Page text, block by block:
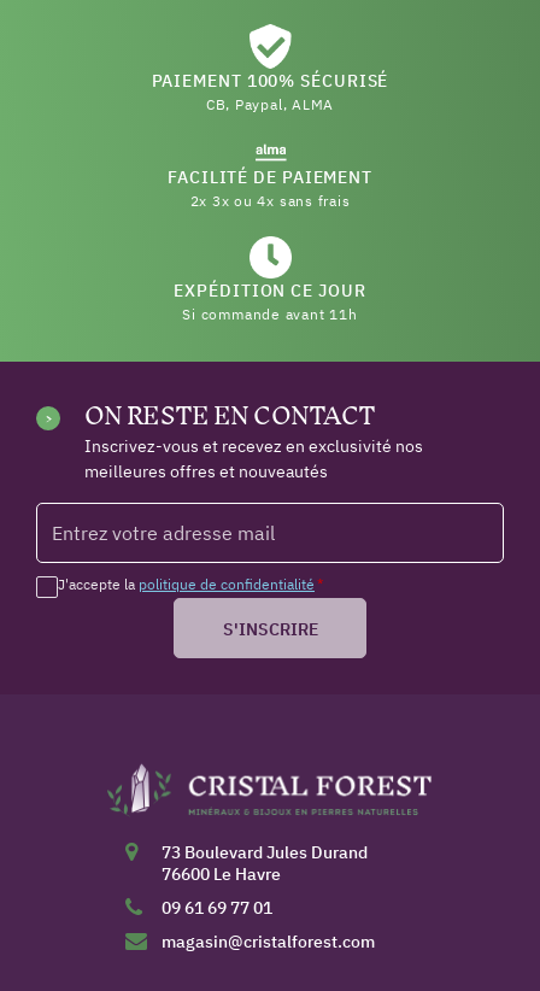
PAIEMENT 100% SÉCURISÉ
CB, Paypal, ALMA
FACILITÉ DE PAIEMENT
2x 3x ou 4x sans frais
EXPÉDITION CE JOUR
Si commande avant 11h
ON RESTE EN CONTACT
Inscrivez-vous et recevez en exclusivité nos
meilleures offres et nouveautés
J'accepte la politique de confidentialité *
S'INSCRIRE
73 Boulevard Jules Durand
76600 Le Havre
09 61 69 77 01
magasin@cristalforest.com